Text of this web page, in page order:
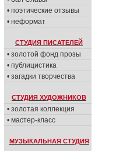
• поэтические отзывы
• неформат
СТУДИЯ ПИСАТЕЛЕЙ
• золотой фонд прозы
• публицистика
• загадки творчества
СТУДИЯ ХУДОЖНИКОВ
• золотая коллекция
• мастер-класс
МУЗЫКАЛЬНАЯ СТУДИЯ